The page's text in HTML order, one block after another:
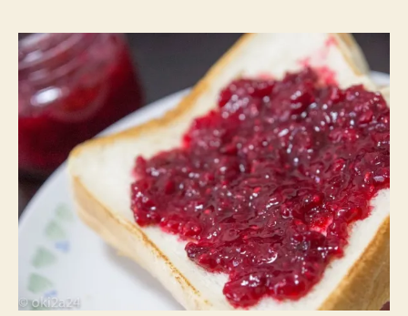
り
方
←
1
年
前
の
冷
凍
果
実